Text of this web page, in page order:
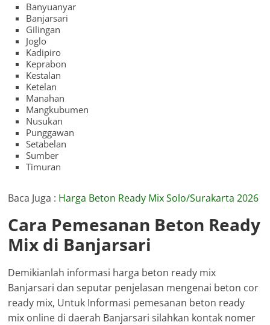
Banyuanyar
Banjarsari
Gilingan
Joglo
Kadipiro
Keprabon
Kestalan
Ketelan
Manahan
Mangkubumen
Nusukan
Punggawan
Setabelan
Sumber
Timuran
Baca Juga : Harga Beton Ready Mix Solo/Surakarta 2026
Cara Pemesanan Beton Ready
Mix di Banjarsari
Demikianlah informasi harga beton ready mix
Banjarsari dan seputar penjelasan mengenai beton cor
ready mix, Untuk Informasi pemesanan beton ready
mix online di daerah Banjarsari silahkan kontak nomer